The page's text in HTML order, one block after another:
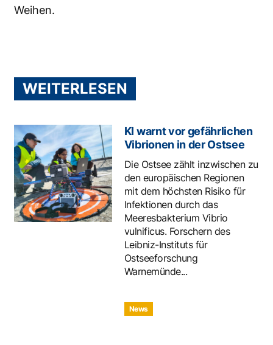
Weihen.
WEITERLESEN
KI warnt vor gefährlichen
Vibrionen in der Ostsee
Die Ostsee zählt inzwischen zu
den europäischen Regionen
mit dem höchsten Risiko für
Infektionen durch das
Meeresbakterium Vibrio
vulnificus. Forschern des
Leibniz-Instituts für
Ostseeforschung
Warnemünde...
News